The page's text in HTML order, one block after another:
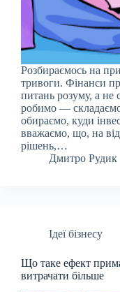
Розбираємось на
тривоги. Фінанси
питань розуму, а
робимо —
обираємо, куди
вважаємо, що, на
рішень,…
Дмитро Рудик
Ідеї бізнесу
Що таке ефект
витрачати більше